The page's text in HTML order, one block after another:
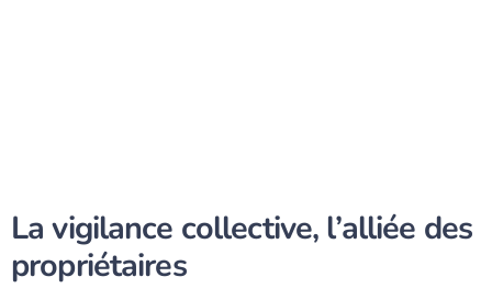
La vigilance collective, l’alliée des
propriétaires